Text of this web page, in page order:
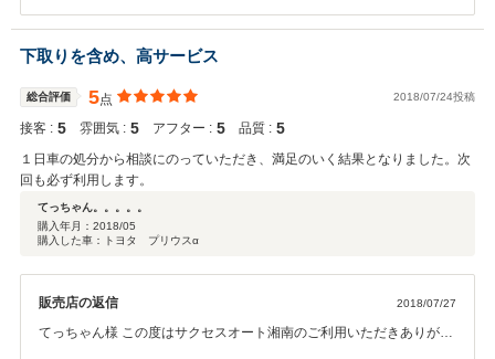
えできるよう、スタッフ一同努めさせていただきます。今後もメンテ
ナンスなどでお悩みがございましたら、お気軽にご相談ください。新
しい家族と共に幸せな家庭を築くカズショー様ご家族の成幸のお役に
立てるのを楽しみにしております。
下取りを含め、高サービス
総合評価 5点 2018/07/24投稿
接客 : 5 雰囲気 : 5 アフター : 5 品質 : 5
１日車の処分から相談にのっていただき、満足のいく結果となりました。次
回も必ず利用します。
てっちゃん。。。。。
購入年月： 2018/05
購入した車：トヨタ プリウスα
販売店の返信 2018/07/27
てっちゃん様 この度はサクセスオート湘南のご利用いただきありがと